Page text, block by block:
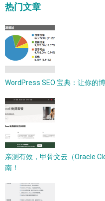
热门文章
WordPress SEO 宝典：让你的
亲测有效，甲骨文云（Oracle
南！